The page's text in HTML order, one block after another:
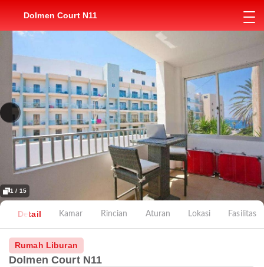
Dolmen Court N11
1 / 15
Detail Kamar Rincian Aturan Lokasi Fasilitas
Rumah Liburan
Dolmen Court N11